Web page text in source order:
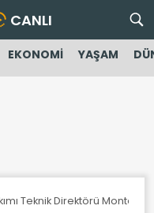
CANLI
EKONOMİ YAŞAM
Teknik Direktörü